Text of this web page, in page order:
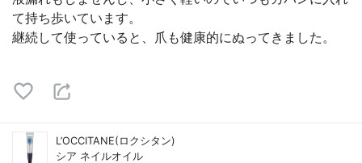
て持ち歩いています。
継続して使っていると、爪も健康的にぬってきました。
L’OCCITANE(ロクシタン)
シア ネイルオイル